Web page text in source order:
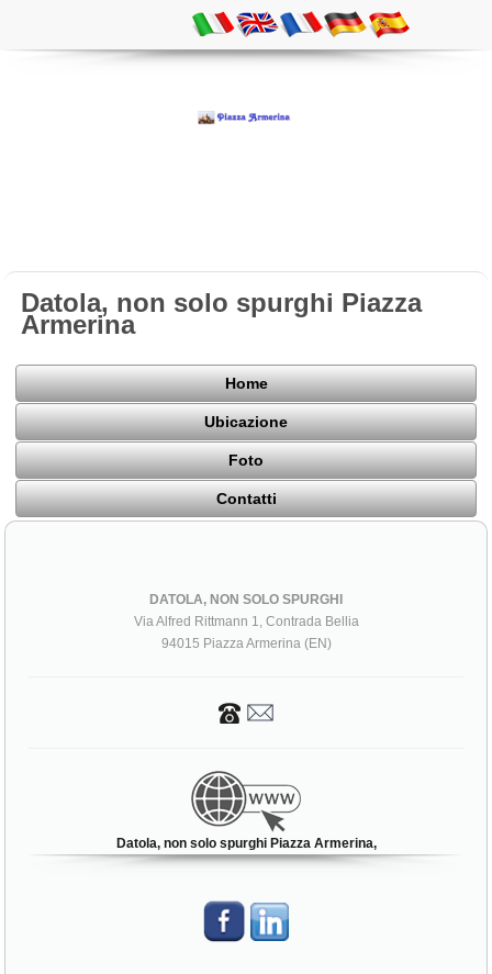
Datola, non solo spurghi Piazza
Armerina
Home
Ubicazione
Foto
Contatti
DATOLA, NON SOLO SPURGHI
Via Alfred Rittmann 1, Contrada Bellia
94015 Piazza Armerina (EN)
Datola, non solo spurghi Piazza Armerina,